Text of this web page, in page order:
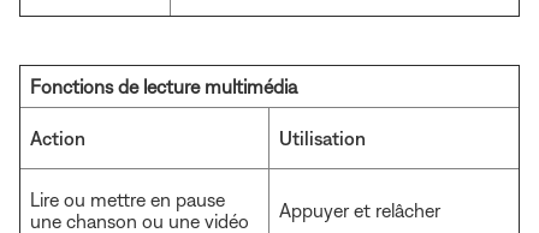
Fonctions de lecture multimédia
Action Utilisation
Lire ou mettre en pause
une chanson ou une vidéo
Appuyer et relâcher